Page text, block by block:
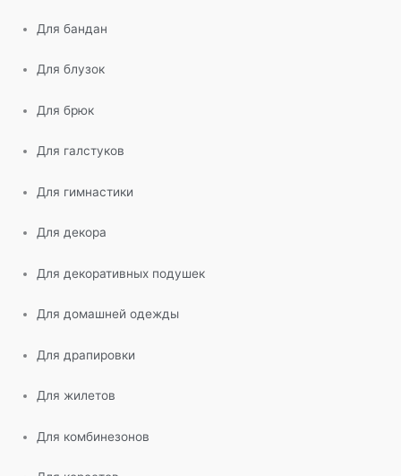
Для бандан
Для блузок
Для брюк
Для галстуков
Для гимнастики
Для декора
Для декоративных подушек
Для домашней одежды
Для драпировки
Для жилетов
Для комбинезонов